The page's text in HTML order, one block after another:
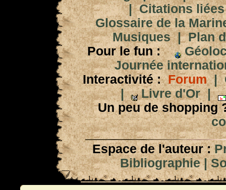
|Citations
Glossaire de la
Musiques|Plan
Pour le fun :
Journée
Interactivité : Forum|
|
Livre d'Or|
Un peu de shopping
Espace de l'auteur :
Bibliographie|